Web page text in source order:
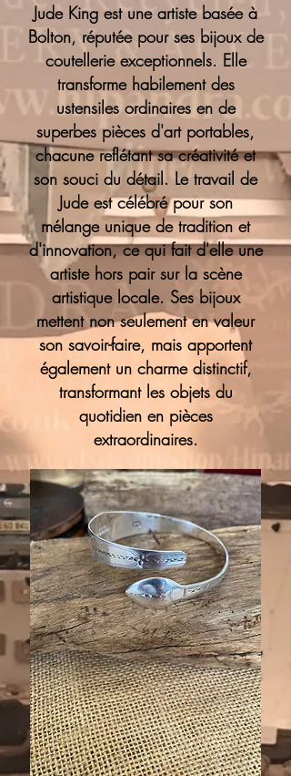
Jude King est une artiste basée à
Bolton, réputée pour ses bijoux de
coutellerie exceptionnels. Elle
transforme habilement des
ustensiles ordinaires en de
superbes pièces d'art portables,
chacune reflétant sa créativité et
son souci du détail. Le travail de
Jude est célébré pour son
mélange unique de tradition et
d'innovation, ce qui fait d'elle une
artiste hors pair sur la scène
artistique locale. Ses bijoux
mettent non seulement en valeur
son savoir-faire, mais apportent
également un charme distinctif,
transformant les objets du
quotidien en pièces
extraordinaires.